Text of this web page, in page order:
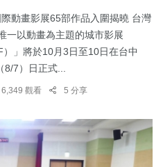
動畫影展65部作品入圍揭曉 台灣
一以動畫為主題的城市影展
）」將於10月3日至10日在台中
7）日正式...
6,349 觀看 5 分享